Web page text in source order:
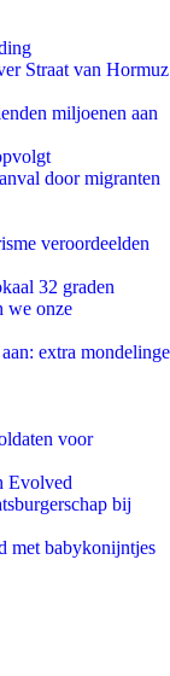
Straat van Hormuz
miljoenen aan
door migranten
veroordeelden
32 graden
we onze
extra mondelinge
voor
Evolved
bij
met babykonijntjes